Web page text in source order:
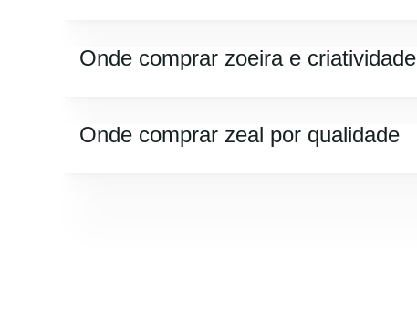
Onde comprar zoeira e criatividade
Onde comprar zeal por qualidade